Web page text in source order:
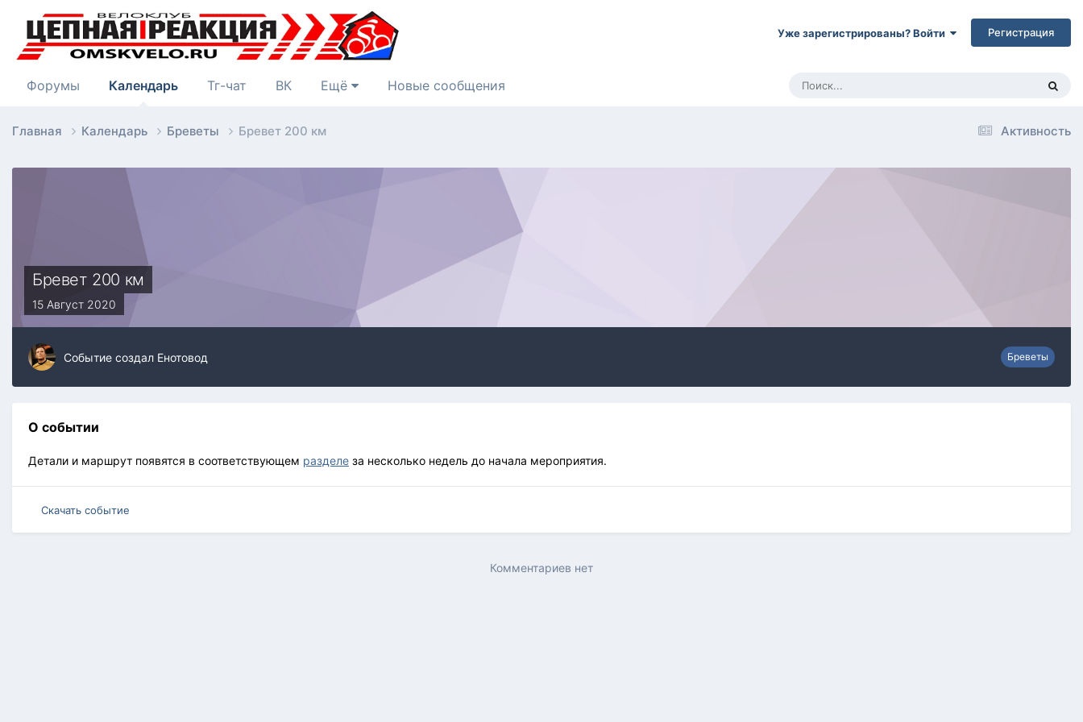
Уже зарегистрированы? Войти Регистрация
Форумы Календарь Тг-чат ВК Ещё Новые сообщения
Активность
Главная Календарь Бреветы Бревет 200 км
Бревет 200 км
15 Август 2020
Событие создал Енотовод Бреветы
О событии
Детали и маршрут появятся в соответствующем разделе за несколько недель до начала мероприятия.
Скачать событие
Комментариев нет